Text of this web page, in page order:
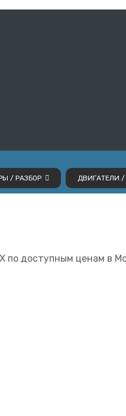
/ РАЗБОР ДВИГАТЕЛИ
доступным ценам в